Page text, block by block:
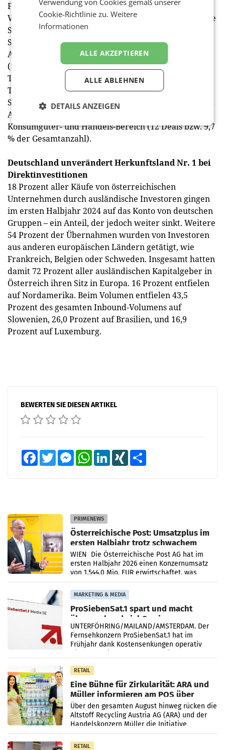
Finanzsektor, genauer den Bankensektor. Mit einem
Volumen von 0,8 Mrd. Euro folgt dahinter der sonstige
Spitzenreiter, der Industriesektor, dahinter der „Life
Sciences“- sowie der Immobilienbereich. Bei der
Anzahl liegt der Industriesektor mit 47 Deals vorne
(37,9 % aller Transaktionen), gefolgt vom
Technologie-, Medien- und Telekomsektor (33
Transaktionen bzw. 26,6 % aller Deals) und dem „Life
Sciences“-Bereich (13 Deals bzw. 10,5 % der gesamten
Anzahl). Einiges an Aktivität gab es auch im
Konsumgüter- und Handels-Bereich (12 Deals bzw. 9,7
% der Gesamtanzahl).
Deutschland unverändert Herkunftsland Nr. 1 bei
Direktinvestitionen
18 Prozent aller Käufe von österreichischen
Unternehmen durch ausländische Investoren gingen
im ersten Halbjahr 2024 auf das Konto von deutschen
Gruppen – ein Anteil, der jedoch weiter sinkt. Weitere
54 Prozent der Übernahmen wurden von Investoren
aus anderen europäischen Ländern getätigt, wie
Frankreich, Belgien oder Schweden. Insgesamt hatten
damit 72 Prozent aller ausländischen Kapitalgeber in
Österreich ihren Sitz in Europa. 16 Prozent entfielen
auf Nordamerika. Beim Volumen entfielen 43,5
Prozent des gesamten Inbound-Volumens auf
Slowenien, 26,0 Prozent auf Brasilien, und 16,9
Prozent auf Luxemburg.
BEWERTEN SIE DIESEN ARTIKEL
FacebookTwitter MessengerWhatsAppLinkedInXING
PRIMENEWS
Österreichische Post: Umsatzplus im
ersten Halbjahr trotz schwachem
Briefgeschäft
WIEN Die Österreichische Post AG hat im
ersten Halbjahr 2026 einen Konzernumsatz
von 1.544,0 Mio. EUR erwirtschaftet, was
einem Plus von 3,8 Prozent gegenüber dem
Vergleichszeitraum
MARKETING & MEDIA
ProSiebenSat.1 spart und macht
überraschend viel Gewinn
UNTERFÖHRING/MAILAND/AMSTERDAM. Der
Fernsehkonzern ProSiebenSat.1 hat im
Frühjahr dank Kostensenkungen operativ
RETAIL
Eine Bühne für Zirkularität: ARA und
Müller informieren am POS über
Kreislauffähigkeit
Über den gesamten August hinweg rücken die
Altstoff Recycling Austria AG (ARA) und der
Handelskonzern Müller die Initiative
„Kreislauf-Helden“ in allen österreichischen
Müller-Filialen
RETAIL
Cookie-Richtlinie zu.Weitere
Informationen
ALLE AKZEPTIEREN
ALLE ABLEHNEN
DETAILS ANZEIGEN